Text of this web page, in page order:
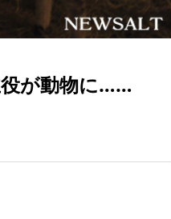
役が動物に……